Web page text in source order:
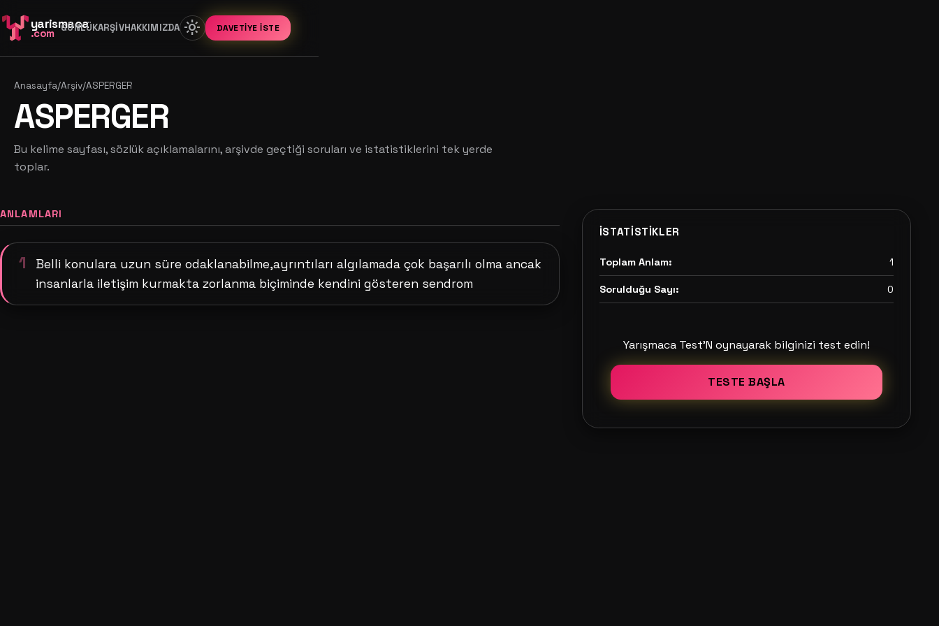
yarismaca
.com GÜNLÜKARŞIVHAKKIMIZDA light_mode DAVETIYE İSTE
Anasayfa/Arşiv/ASPERGER
ASPERGER
Bu kelime sayfası, sözlük açıklamalarını, arşivde geçtiği soruları ve istatistiklerini tek yerde
toplar.
ANLAMLARI
1
Belli konulara uzun süre odaklanabilme,ayrıntıları algılamada çok başarılı olma ancak
insanlarla iletişim kurmakta zorlanma biçiminde kendini gösteren sendrom
İSTATISTIKLER
Toplam Anlam: 1
Sorulduğu Sayı: 0
Yarışmaca Test'N oynayarak bilginizi test edin!
TESTE BAŞLA